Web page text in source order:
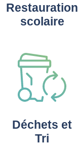
Restauration
scolaire
Déchets et
Tri